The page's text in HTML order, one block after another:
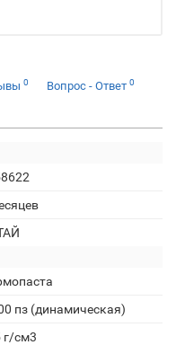
0 Вопрос - Ответ 0
пз (динамическая)
г/см3